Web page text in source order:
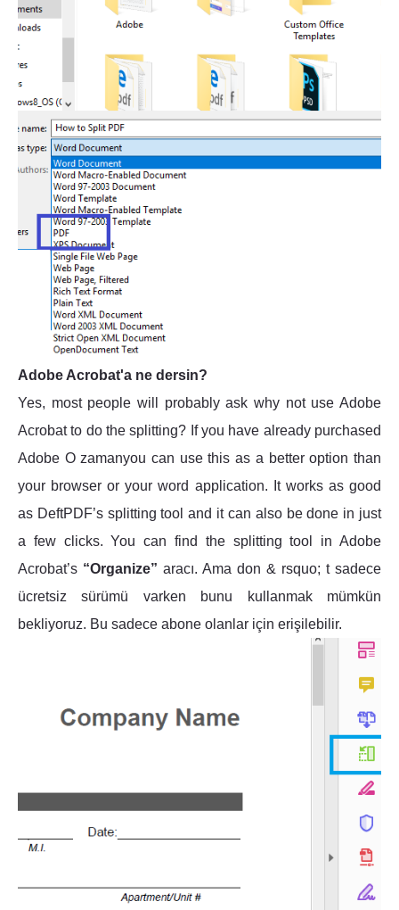
Adobe Acrobat'a ne dersin?
Yes, most people will probably ask why not use Adobe
Acrobat to do the splitting? If you have already purchased
Adobe O zamanyou can use this as a better option than
your browser or your word application. It works as good
as DeftPDF’s splitting tool and it can also be done in just
a few clicks. You can find the splitting tool in Adobe
Acrobat’s “Organize” aracı. Ama don & rsquo; t sadece
ücretsiz sürümü varken bunu kullanmak mümkün
bekliyoruz. Bu sadece abone olanlar için erişilebilir.